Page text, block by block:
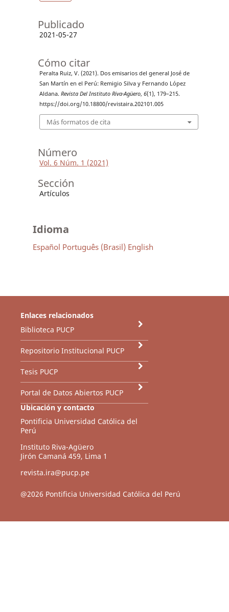
Publicado
2021-05-27
Cómo citar
Peralta Ruiz, V. (2021). Dos emisarios del general José de
San Martín en el Perú: Remigio Silva y Fernando López
Aldana. Revista Del Instituto Riva-Agüero, 6(1), 179–215.
https://doi.org/10.18800/revistaira.202101.005
Más formatos de cita
Número
Vol. 6 Núm. 1 (2021)
Sección
Artículos
Idioma
Español Português (Brasil) English
Enlaces relacionados
Biblioteca PUCP
Repositorio Institucional PUCP
Tesis PUCP
Portal de Datos Abiertos PUCP
Ubicación y contacto
Pontificia Universidad Católica del
Perú
Instituto Riva-Agüero
Jirón Camaná 459, Lima 1
revista.ira@pucp.pe
@2026 Pontificia Universidad Católica del Perú